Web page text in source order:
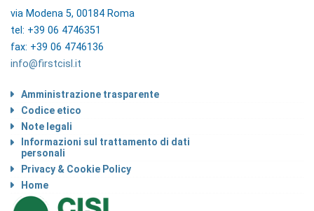
via Modena 5, 00184 Roma
tel: +39 06 4746351
fax: +39 06 4746136
info@firstcisl.it
Amministrazione trasparente
Codice etico
Note legali
Informazioni sul trattamento di dati
personali
Privacy & Cookie Policy
Home